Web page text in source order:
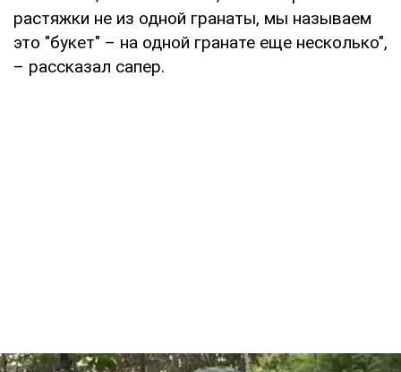
растяжки не из одной гранаты, мы называем
это "букет" – на одной гранате еще несколько",
– рассказал сапер.